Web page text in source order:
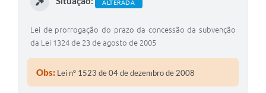
ALTERADA
Lei de prorrogação do prazo da concessão da subvenção
da Lei 1324 de 23 de agosto de 2005
Obs: Lei nº 1523 de 04 de dezembro de 2008